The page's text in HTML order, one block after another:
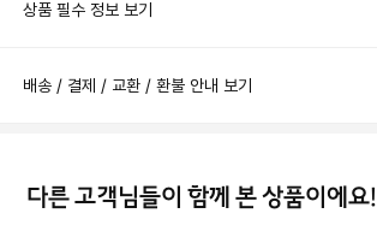
상품 필수 정보 보기
배송 / 결제 / 교환 / 환불 안내 보기
다른 고객님들이 함께 본 상품이에요!